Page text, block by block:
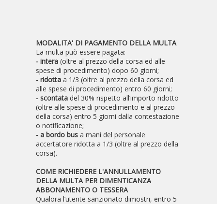
MODALITA' DI PAGAMENTO DELLA MULTA
La multa può essere pagata:
- intera (oltre al prezzo della corsa ed alle
spese di procedimento) dopo 60 giorni;
- ridotta a 1/3 (oltre al prezzo della corsa ed
alle spese di procedimento) entro 60 giorni;
- scontata del 30% rispetto all’importo ridotto
(oltre alle spese di procedimento e al prezzo
della corsa) entro 5 giorni dalla contestazione
o notificazione;
- a bordo bus a mani del personale
accertatore ridotta a 1/3 (oltre al prezzo della
corsa).
COME RICHIEDERE L'ANNULLAMENTO
DELLA MULTA PER DIMENTICANZA
ABBONAMENTO O TESSERA
Qualora l’utente sanzionato dimostri, entro 5